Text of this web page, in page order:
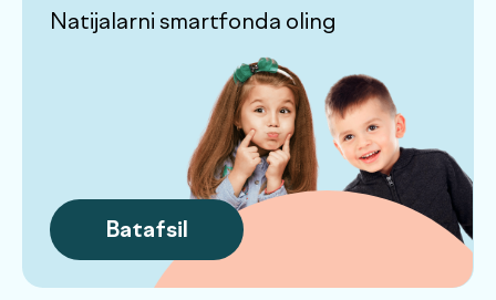
Faqat kerakli tekshiruvlar va tahlillar —
bitta chek-apda. O‘z holatingiz,
maqsadlaringiz yoki shifokor tavsiyalariga
Kerakli chek-apni
topa olmadingizmi?
O‘zingiznikini tuzing!